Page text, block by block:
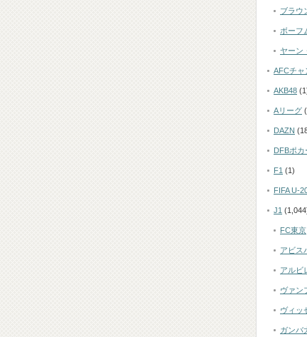
ブラウ
ボーフ
ヤーン
AFCチャ
AKB48
Aリーグ
DAZN
DFBポカ
F1 (1)
FIFA U-
J1
FC東京
アビス
アルビ
ヴァン
ヴィッ
ガンバ